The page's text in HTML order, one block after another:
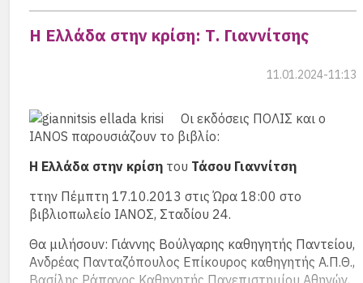
Η Ελλάδα στην κρίση: Τ. Γιαννίτσης
11.01.2024-11:13
Οι εκδόσεις ΠΟΛΙΣ και ο
IANOS παρουσιάζουν το βιβλίο:
Η Ελλάδα στην κρίση του Τάσου Γιαννίτση
ττην Πέμπτη 17.10.2013 στις Ώρα 18:00 στο
βιβλιοπωλείο ΙΑΝΟΣ, Σταδίου 24.
Θα μιλήσουν: Γιάννης Βούλγαρης καθηγητής Παντείου,
Ανδρέας Πανταζόπουλος Επίκουρος καθηγητής Α.Π.Θ.,